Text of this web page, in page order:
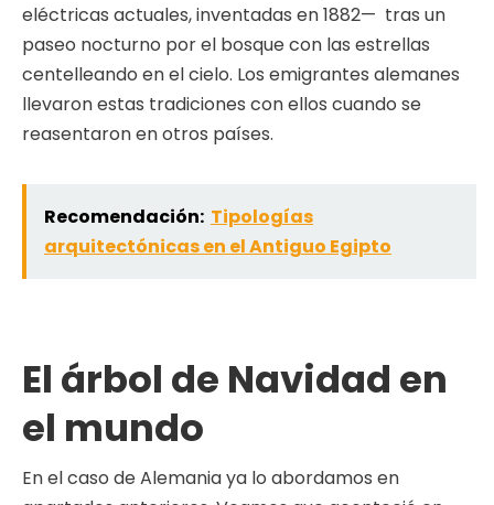
eléctricas actuales, inventadas en 1882— tras un
paseo nocturno por el bosque con las estrellas
centelleando en el cielo. Los emigrantes alemanes
llevaron estas tradiciones con ellos cuando se
reasentaron en otros países.
Recomendación: Tipologías
arquitectónicas en el Antiguo Egipto
El árbol de Navidad en
el mundo
En el caso de Alemania ya lo abordamos en